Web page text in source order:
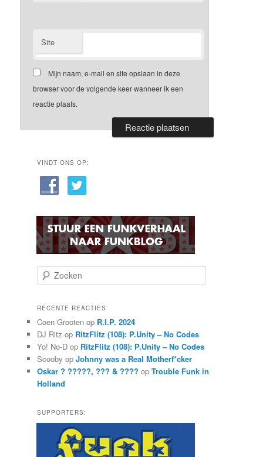
Site
Mijn naam, e-mail en site opslaan in deze
browser voor de volgende keer wanneer ik een
reactie plaats.
VINDT ONS OP:
o
k
n
RECENTE REACTIES
Coen Grootenop R.I.P. 2024
DJ Ritz op RitzFlitz (108): P.Unity – No Codes
Yo! No-Dop RitzFlitz (108): P.Unity – No Codes
Scooby op Johnny was a Real Motherf*cker
Oskar ? ?????, ??? & ???? op Trouble Funk in
Holland
SUPPORTERS: